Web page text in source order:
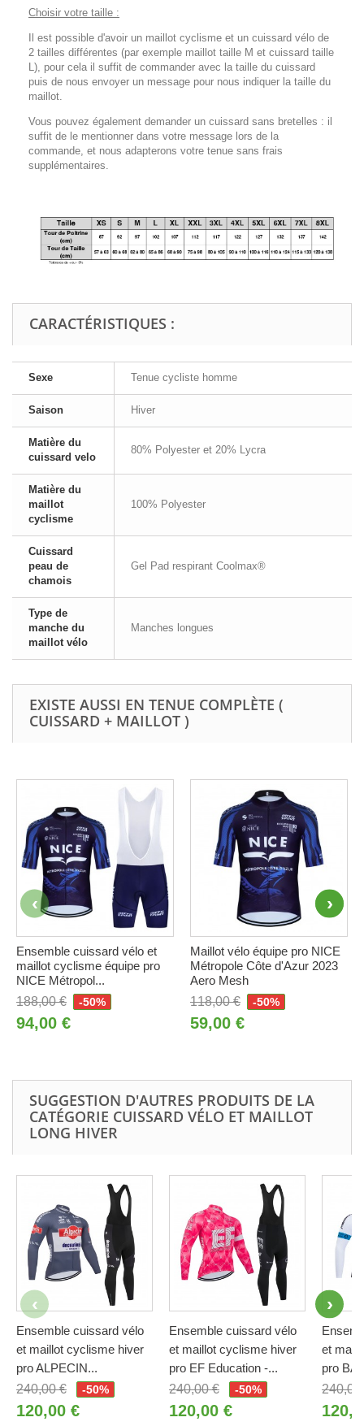
Choisir votre taille :
Il est possible d'avoir un maillot cyclisme et un cuissard vélo de
2 tailles différentes (par exemple maillot taille M et cuissard taille
L), pour cela il suffit de commander avec la taille du cuissard
puis de nous envoyer un message pour nous indiquer la taille du
maillot.
Vous pouvez également demander un cuissard sans bretelles : il
suffit de le mentionner dans votre message lors de la
commande, et nous adapterons votre tenue sans frais
supplémentaires.
CARACTÉRISTIQUES :
Sexe Tenue cycliste homme
Saison Hiver
Matière du
cuissard velo
80% Polyester et 20% Lycra
Matière du
maillot
cyclisme
100% Polyester
Cuissard
peau de
chamois
Gel Pad respirant Coolmax®
Type de
manche du
maillot vélo
Manches longues
EXISTE AUSSI EN TENUE COMPLÈTE (
CUISSARD + MAILLOT )
Ensemble cuissard vélo et
maillot cyclisme équipe pro
NICE Métropol...
188,00 €
-50%
94,00 €
Maillot vélo équipe pro NICE
Métropole Côte d'Azur 2023
Aero Mesh
118,00 €
-50%
59,00 €
SUGGESTION D'AUTRES PRODUITS DE LA
CATÉGORIE CUISSARD VÉLO ET MAILLOT
LONG HIVER
Ensemble cuissard vélo
et maillot cyclisme hiver
pro ALPECIN...
240,00 €
-50%
120,00 €
Ensemble cuissard vélo
et maillot cyclisme hiver
pro EF Education -...
240,00 €
-50%
120,00 €
et
pro
240,00